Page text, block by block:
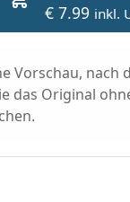
€ 7.99 inkl.
Vorschau, nach
das Original